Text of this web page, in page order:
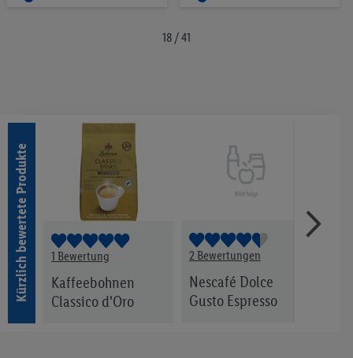
18 / 41
Kürzlich bewertete Produkte 1 Bewertung
Kaffeebohnen
Classico d'Oro
2 Bewertungen
Nescafé Dolce
Gusto Espresso